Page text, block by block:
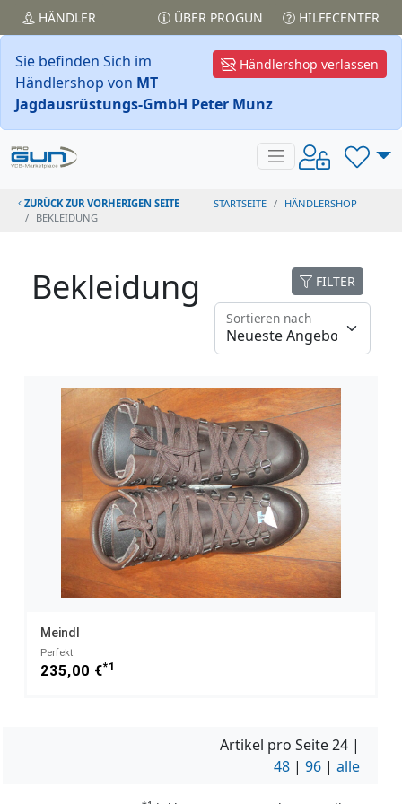
HÄNDLER ÜBER PROGUN HILFECENTER
Händlershop verlassen
Sie befinden Sich im
Händlershop von MT
Jagdausrüstungs-GmbH Peter Munz
ZURÜCK ZUR VORHERIGEN SEITE STARTSEITE
HÄNDLERSHOP
BEKLEIDUNG
Bekleidung FILTER
Sortieren nach
Meindl
Perfekt
235,00 €*1
Artikel pro Seite24 |
48 | 96 | alle